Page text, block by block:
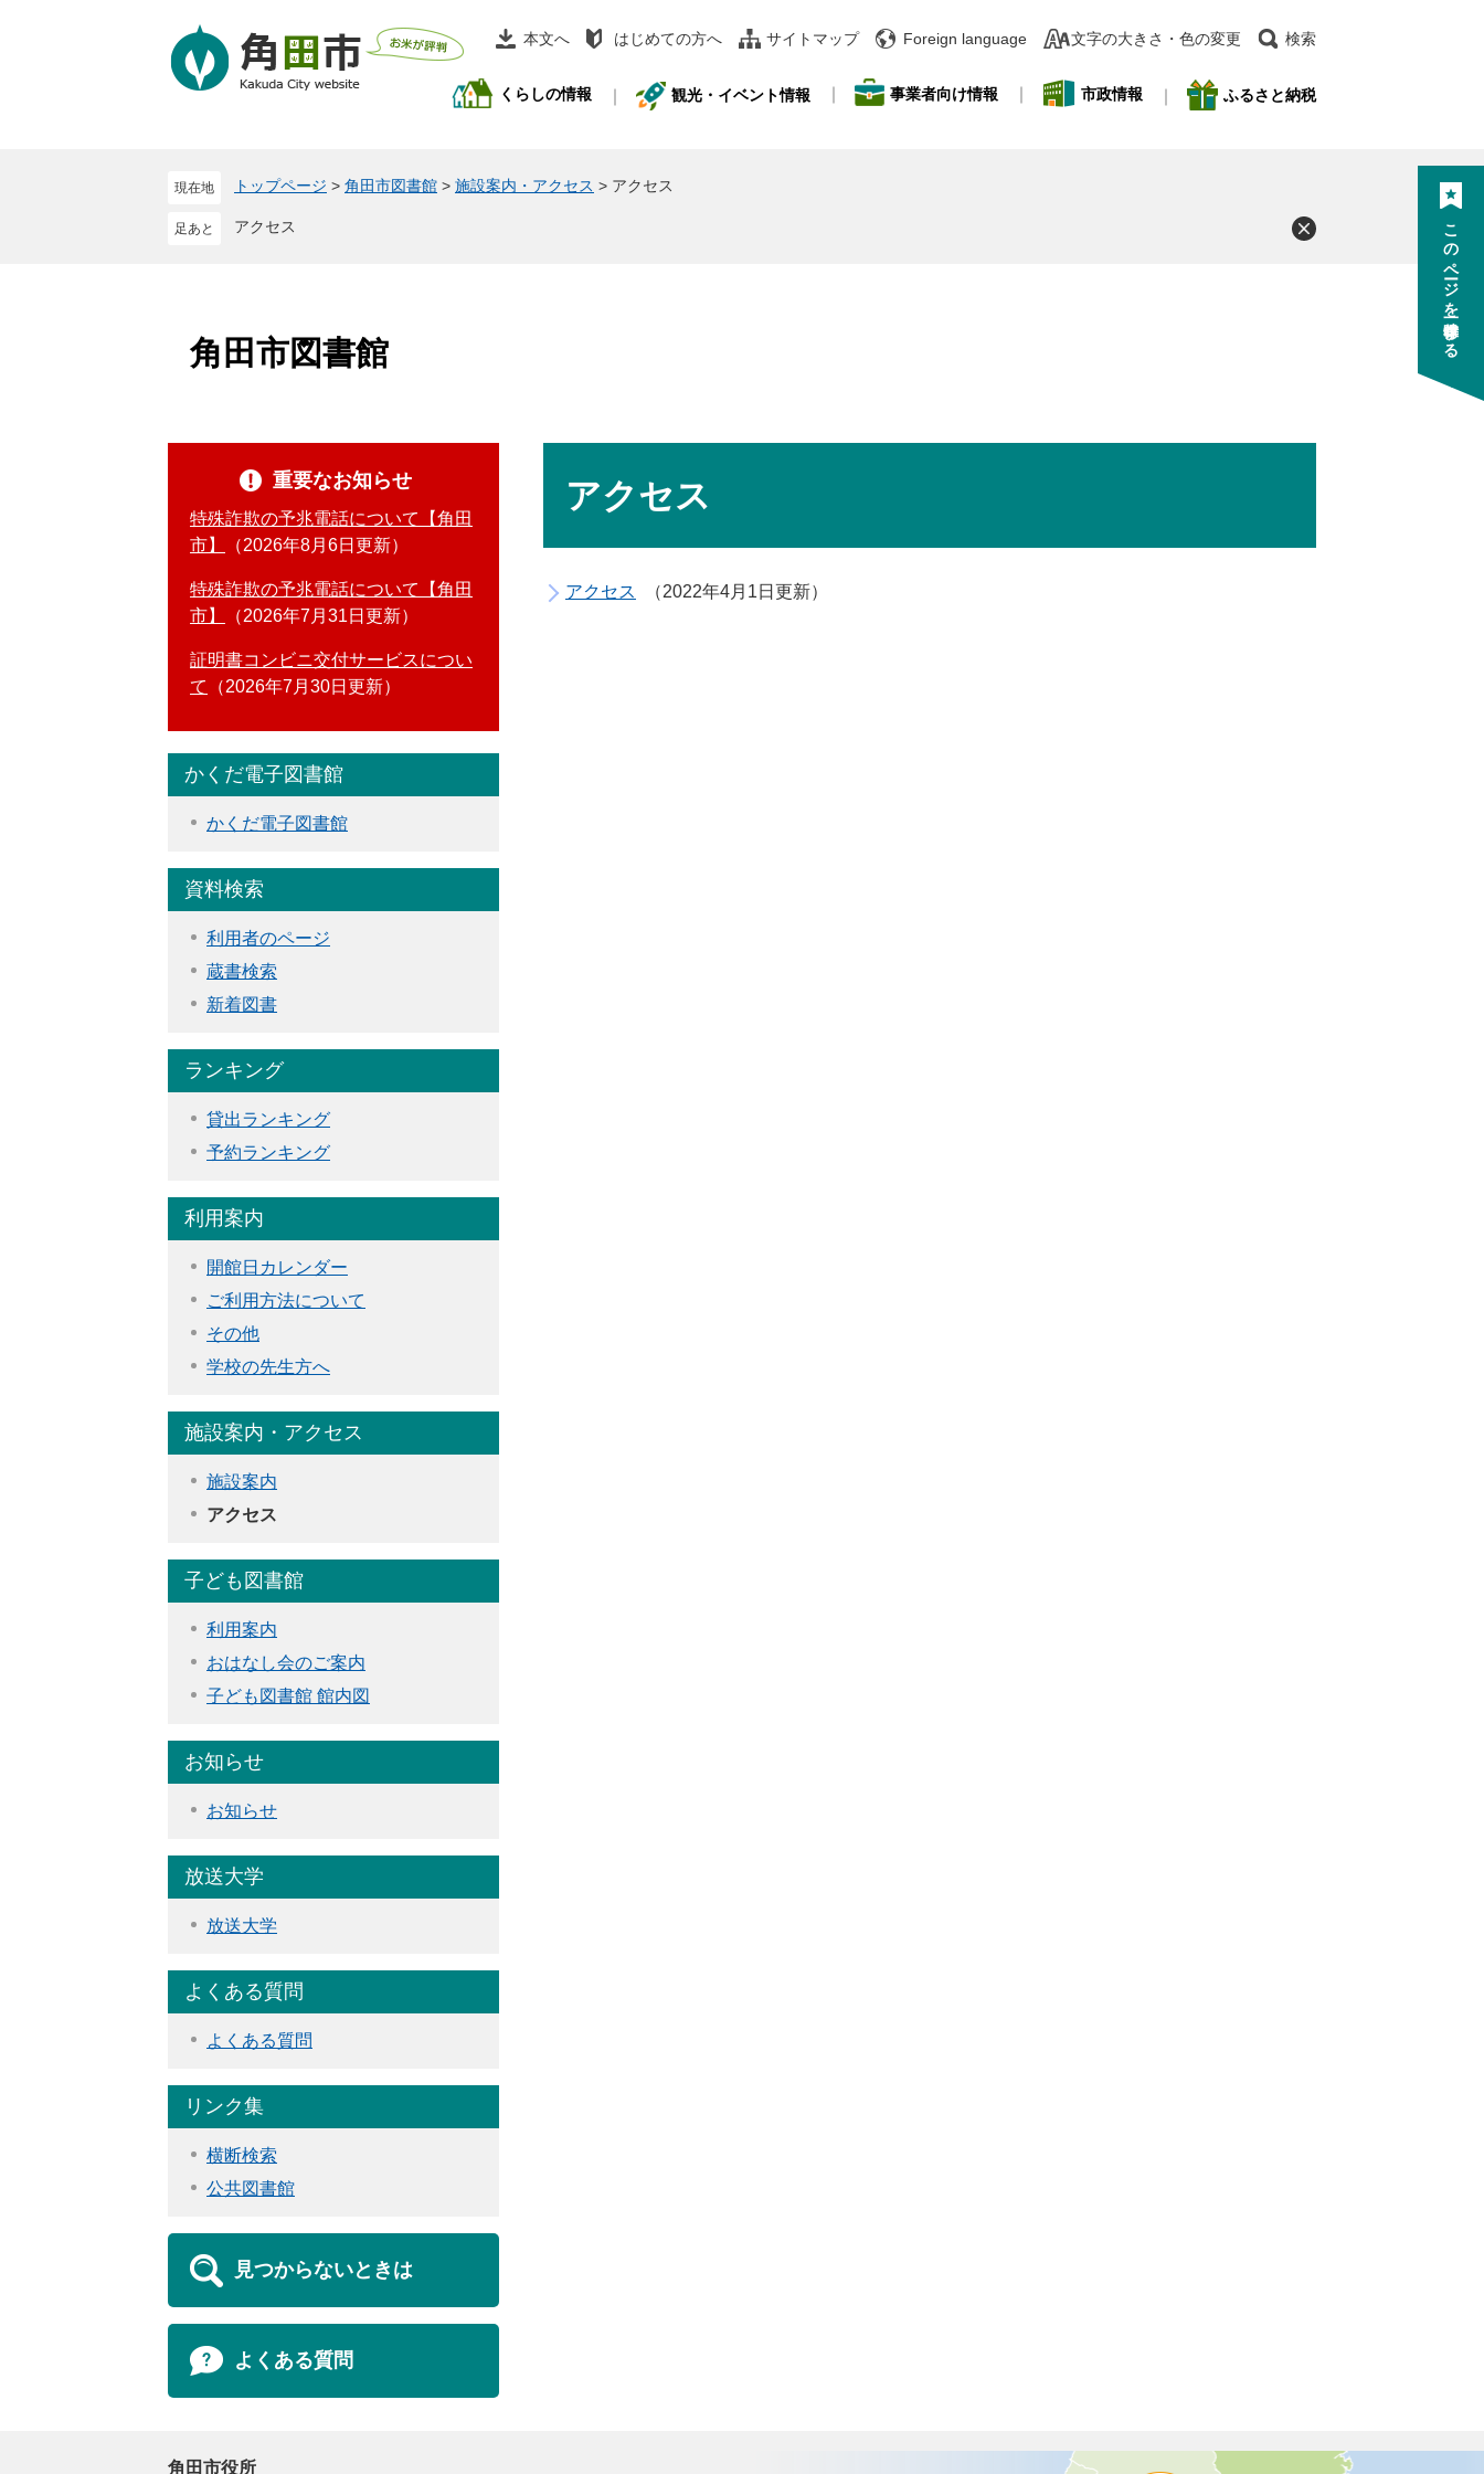
本文へ はじめての方へ サイトマップ Foreign language 文字の大きさ・色の変更 検索
くらしの情報 観光・イベント情報 事業者向け情報 市政情報 ふるさと納税
現在地 トップページ > 角田市図書館 > 施設案内・アクセス > アクセス
アクセス
角田市図書館
アクセス
アクセス 2022年4月1日更新
重要なお知らせ
特殊詐欺の予兆電話について【角田
市】
2026年8月6日更新
特殊詐欺の予兆電話について【角田
市】
2026年7月31日更新
証明書コンビニ交付サービスについ
て
2026年7月30日更新
かくだ電子図書館
かくだ電子図書館
資料検索
利用者のページ
蔵書検索
新着図書
ランキング
貸出ランキング
予約ランキング
利用案内
開館日カレンダー
ご利用方法について
その他
学校の先生方へ
施設案内・アクセス
施設案内
アクセス
子ども図書館
利用案内
おはなし会のご案内
子ども図書館 館内図
お知らせ
お知らせ
放送大学
放送大学
よくある質問
よくある質問
リンク集
横断検索
公共図書館
見つからないときは
よくある質問
角田市役所
このページを一時保存する